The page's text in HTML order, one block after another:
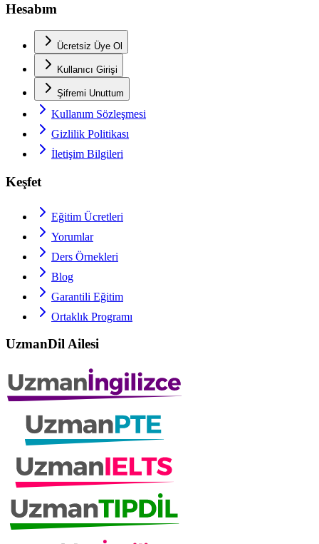
Hesabım
Ücretsiz Üye Ol
Kullanıcı Girişi
Şifremi Unuttum
Kullanım Sözleşmesi
Gizlilik Politikası
İletişim Bilgileri
Keşfet
Eğitim Ücretleri
Yorumlar
Ders Örnekleri
Blog
Garantili Eğitim
Ortaklık Programı
UzmanDil Ailesi